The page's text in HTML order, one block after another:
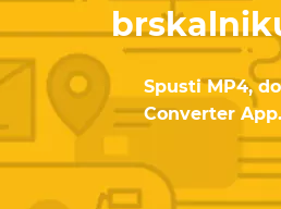
Spusti MP4,
Converter App.